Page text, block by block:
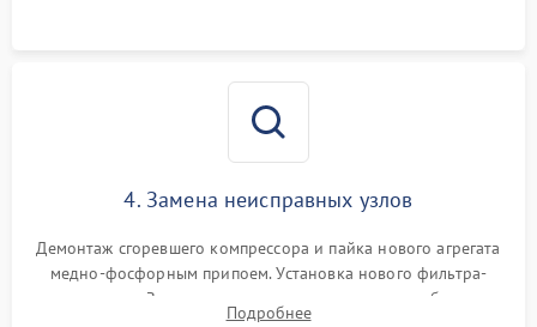
4. Замена неисправных узлов
Демонтаж сгоревшего компрессора и пайка нового агрегата
медно-фосфорным припоем. Установка нового фильтра-
осушителя. Замена изношенных вентиляторов обдува,
Подробнее